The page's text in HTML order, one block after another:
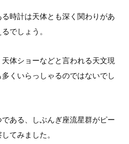
時計は天体とも深く関わりがあ
でしょう。
体ショーなどと言われる天文現
くいらっしゃるのではないでし
ある、しぶんぎ座流星群がピー
てみました。